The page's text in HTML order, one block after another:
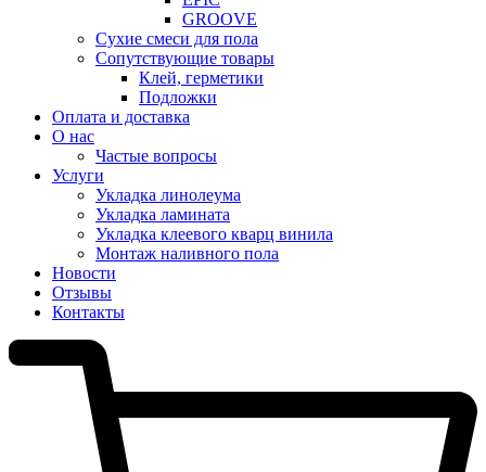
GROOVE
Сухие смеси для пола
Сопутствующие товары
Клей, герметики
Подложки
Оплата и доставка
О нас
Частые вопросы
Услуги
Укладка линолеума
Укладка ламината
Укладка клеевого кварц винила
Монтаж наливного пола
Новости
Отзывы
Контакты